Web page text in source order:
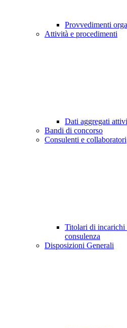
Provvedimenti
Attività e procedimenti
Dati aggregati
Bandi di concorso
Consulenti e collaboratori
Titolari di incarichi
consulenza
Disposizioni Generali